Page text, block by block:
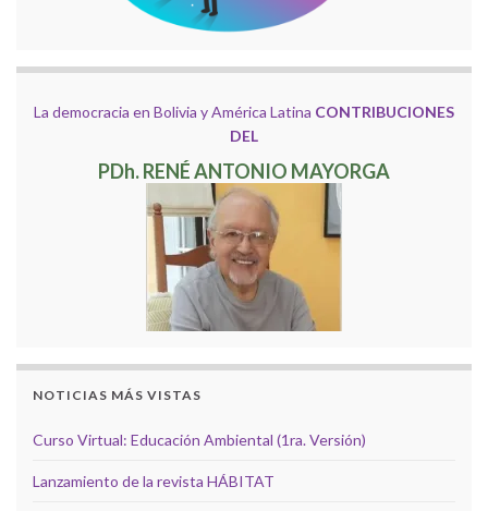
La democracia en Bolivia y América Latina CONTRIBUCIONES
DEL
PDh. RENÉ ANTONIO MAYORGA
NOTICIAS MÁS VISTAS
Curso Virtual: Educación Ambiental (1ra. Versión)
Lanzamiento de la revista HÁBITAT